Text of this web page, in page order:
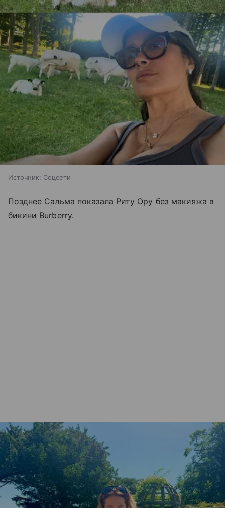
Источник: Соцсети
Позднее Сальма показала Риту Ору без макияжа в
бикини Burberry.